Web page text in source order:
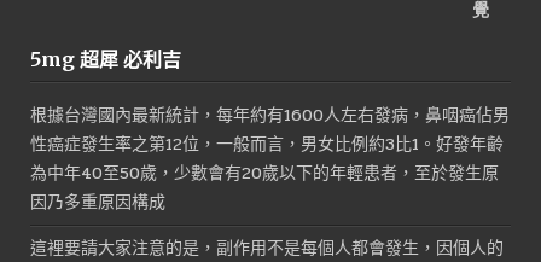
5mg 超犀 必利吉
根據台灣國內最新統計，每年約有1600人左右發病，鼻咽癌佔男
性癌症發生率之第12位，一般而言，男女比例約3比1。好發年齡
為中年40至50歲，少數會有20歲以下的年輕患者，至於發生原
因乃多重原因構成
這裡要請大家注意的是，副作用不是每個人都會發生，因個人的